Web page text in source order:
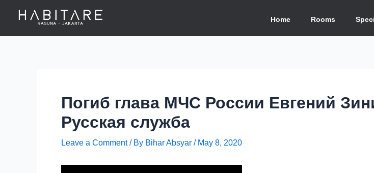
Home Rooms
Погиб глава МЧС России Евгений
Русская служба
Leave a Comment / By Bihar Absyar / May 8, 2020
navigation